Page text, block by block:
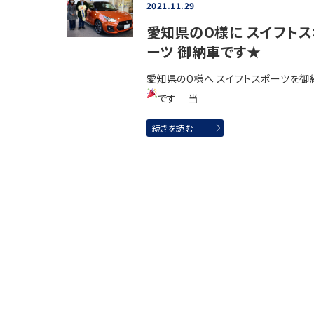
2021.11.29
愛知県のO様に スイフト
ーツ 御納車です★
愛知県のO様へ スイフトスポーツを御
です 当
続きを読む